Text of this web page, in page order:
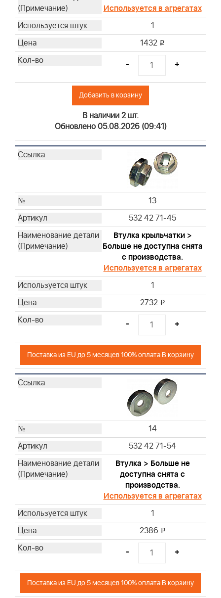
Используется в агрегатах
1
1432 i
- +
Добавить в корзину
В наличии 2 шт.
Обновлено 05.08.2026 (09:41)
13
532 42 71-45
Втулка крыльчатки >
Больше не доступна снята
с производства.
Используется в агрегатах
1
2732 i
- +
Поставка из EU до 5 месяцев 100% оплата В корзину
14
532 42 71-54
Втулка > Больше не
доступна снята с
производства.
Используется в агрегатах
1
2386 i
- +
Поставка из EU до 5 месяцев 100% оплата В корзину